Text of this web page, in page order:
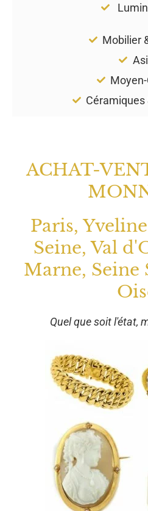
Mobilier
Céramiques
ACHAT-
Paris,
Seine, Val
Marne, Seine
Quel que soit l'état,